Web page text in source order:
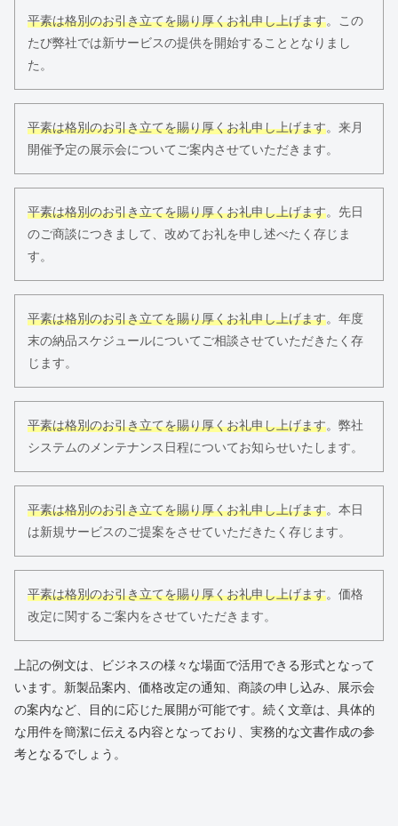
平素は格別のお引き立てを賜り厚くお礼申し上げます。この
たび弊社では新サービスの提供を開始することとなりまし
た。
平素は格別のお引き立てを賜り厚くお礼申し上げます。来月
開催予定の展示会についてご案内させていただきます。
平素は格別のお引き立てを賜り厚くお礼申し上げます。先日
のご商談につきまして、改めてお礼を申し述べたく存じま
す。
平素は格別のお引き立てを賜り厚くお礼申し上げます。年度
末の納品スケジュールについてご相談させていただきたく存
じます。
平素は格別のお引き立てを賜り厚くお礼申し上げます。弊社
システムのメンテナンス日程についてお知らせいたします。
平素は格別のお引き立てを賜り厚くお礼申し上げます。本日
は新規サービスのご提案をさせていただきたく存じます。
平素は格別のお引き立てを賜り厚くお礼申し上げます。価格
改定に関するご案内をさせていただきます。
上記の例文は、ビジネスの様々な場面で活用できる形式となって
います。新製品案内、価格改定の通知、商談の申し込み、展示会
の案内など、目的に応じた展開が可能です。続く文章は、具体的
な用件を簡潔に伝える内容となっており、実務的な文書作成の参
考となるでしょう。